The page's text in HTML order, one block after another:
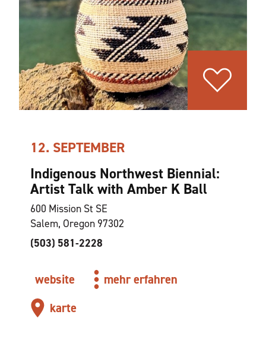
12. SEPTEMBER
Indigenous Northwest Biennial:
Artist Talk with Amber K Ball
600 Mission St SE
Salem, Oregon 97302
(503) 581-2228
website
mehr erfahren
karte